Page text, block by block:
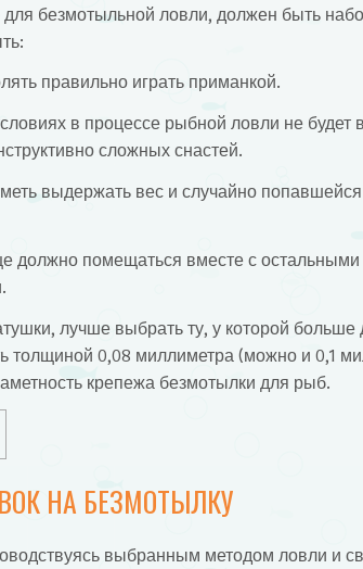
безмотыльной ловли, должен быть
правильно играть приманкой.
в процессе рыбной ловли не будет
сложных снастей.
выдержать вес и случайно попавшейся
должно помещаться вместе с
лучше выбрать ту, у которой больше
толщиной 0,08 миллиметра (можно и 0,1
крепежа безмотылки для рыб.
НА БЕЗМОТЫЛКУ
выбранным методом ловли и